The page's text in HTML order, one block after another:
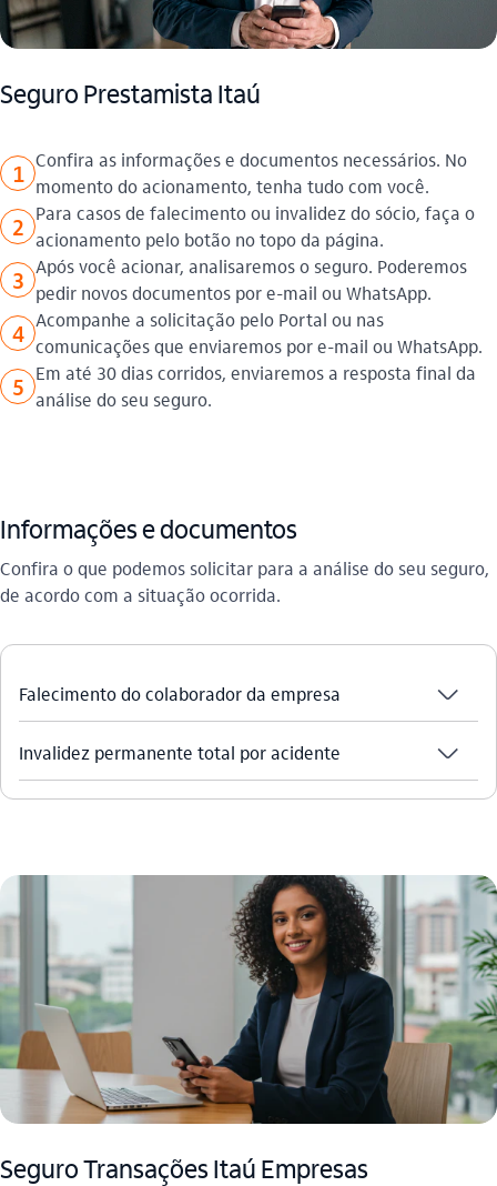
Seguro Prestamista Itaú
1 Confira as informações e documentos necessários. No
momento do acionamento, tenha tudo com você.
2 Para casos de falecimento ou invalidez do sócio, faça o
acionamento pelo botão no topo da página.
3 Após você acionar, analisaremos o seguro. Poderemos
pedir novos documentos por e-mail ou WhatsApp.
4 Acompanhe a solicitação pelo Portal ou nas
comunicações que enviaremos por e-mail ou WhatsApp.
5 Em até 30 dias corridos, enviaremos a resposta final da
análise do seu seguro.
Informações e documentos
Confira o que podemos solicitar para a análise do seu seguro,
de acordo com a situação ocorrida.
Falecimento do colaborador da empresa​ seta_baixo
Invalidez permanente total por acidente​ seta_baixo
Seguro Transações Itaú Empresas